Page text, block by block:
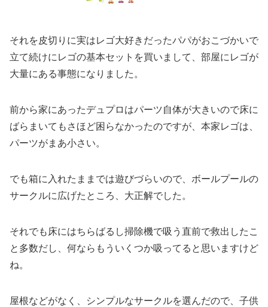
それを皮切りに実はレゴ大好きだったパパがおこづかいで
立て続けにレゴの基本セットを買いまして、部屋にレゴが
大量にある事態になりました。
前から家にあったデュプロはパーツ自体が大きいので床に
ばらまいてもさほど困らなかったのですが、本家レゴは、
パーツがまあ小さい。
でも箱に入れたままでは遊びづらいので、ボールプールの
サークルに広げたところ、大正解でした。
それでも床にはちらばるし掃除機で吸う直前で救出したこ
と多数だし、何ならもういくつか吸ってると思いますけど
ね。
屋根などがなく、シンプルなサークルを選んだので、子供